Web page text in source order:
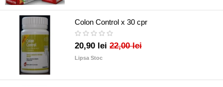
Colon Control x 30 cpr
20,90 lei 22,00 lei
Lipsa Stoc